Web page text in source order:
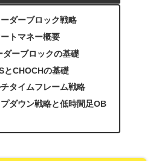
ダーブロック戦略
トマネー概要
ーブロックの基礎
とCHOCHの基礎
タイムフレーム戦略
ダウン戦略と低時間足OB